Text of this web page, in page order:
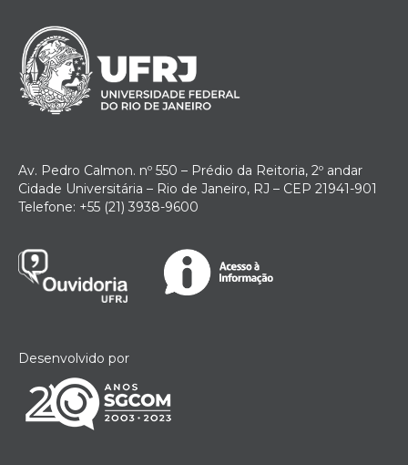
Av. Pedro Calmon. nº 550 – Prédio da Reitoria, 2º andar
Cidade Universitária – Rio de Janeiro, RJ – CEP 21941-901
Telefone: +55 (21) 3938-9600
Desenvolvido por